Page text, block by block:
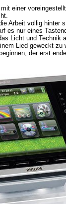
einer
Arbeit völlig hinter
es nur eines
Licht und Technik
Lied geweckt zu
der erst